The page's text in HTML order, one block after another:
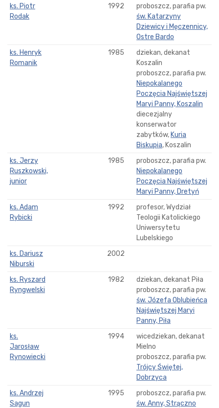
ks. Piotr
Rodak
1992
proboszcz, parafia pw.
św. Katarzyny
Dziewicy i Męczennicy,
Ostre Bardo
ks. Henryk
Romanik
1985
dziekan, dekanat
Koszalin
proboszcz, parafia pw.
Niepokalanego
Poczęcia Najświętszej
Maryi Panny, Koszalin
diecezjalny
konserwator
zabytków, Kuria
Biskupia, Koszalin
ks. Jerzy
Ruszkowski,
junior
1985
proboszcz, parafia pw.
Niepokalanego
Poczęcia Najświętszej
Maryi Panny, Dretyń
ks. Adam
Rybicki
1992
profesor, Wydział
Teologii Katolickiego
Uniwersytetu
Lubelskiego
ks. Dariusz
Niburski
2002
ks. Ryszard
Ryngwelski
1982
dziekan, dekanat Piła
proboszcz, parafia pw.
św. Józefa Oblubieńca
Najświętszej Maryi
Panny, Piła
ks.
Jarosław
Rynowiecki
1994
wicedziekan, dekanat
Mielno
proboszcz, parafia pw.
Trójcy Świętej,
Dobrzyca
ks. Andrzej
Sagun
1995
proboszcz, parafia pw.
św. Anny, Strączno